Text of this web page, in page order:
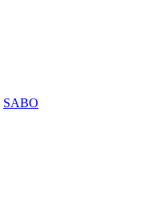
SABO